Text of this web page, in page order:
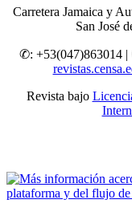
Carretera Jamaica y
San José
✆: +53(047)863014
Revista bajo